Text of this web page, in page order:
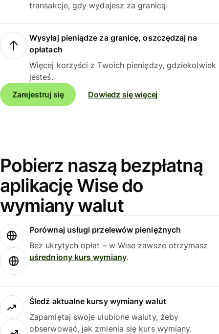
transakcje, gdy wydajesz za granicą.
Wysyłaj pieniądze za granicę, oszczędzaj na
opłatach
Więcej korzyści z Twoich pieniędzy, gdziekolwiek
jesteś.
Zarejestruj się
Dowiedz się więcej
Pobierz naszą bezpłatną
aplikację Wise do
wymiany walut
Porównaj usługi przelewów pieniężnych
Bez ukrytych opłat – w Wise zawsze otrzymasz
uśredniony kurs wymiany.
Śledź aktualne kursy wymiany walut
Zapamiętaj swoje ulubione waluty, żeby
obserwować, jak zmienia się kurs wymiany.